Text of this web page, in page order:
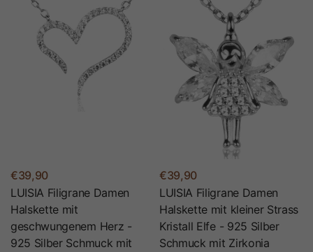
€39,90
LUISIA Filigrane Damen
Halskette mit
geschwungenem Herz -
925 Silber Schmuck mit
€39,90
LUISIA Filigrane Damen
Halskette mit kleiner Strass
Kristall Elfe - 925 Silber
Schmuck mit Zirkonia